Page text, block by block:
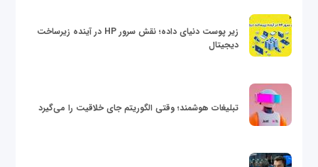
زیر پوست دنیای داده؛ نقش سرور HP در آینده زیرساخت
دیجیتال
تبلیغات هوشمند؛ وقتی الگوریتم جای خلاقیت را می‌گیرد